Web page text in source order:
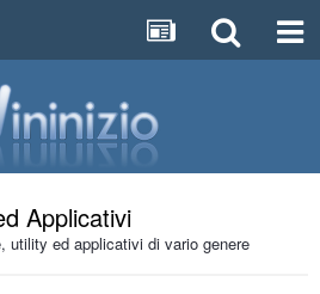
Applicativi
utility ed applicativi di vario genere